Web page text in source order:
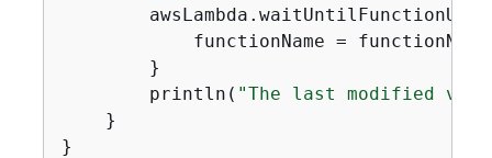
functionName =
        }
        println(
"The last modified
    }
}